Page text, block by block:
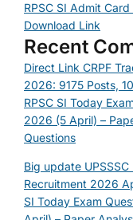
RPSC SI Admit
Download Link
Recent
Direct Link CRPF
2026: 9175 Posts,
RPSC SI Today
2026 (5 April) –
Questions
Big update
Recruitment 2026
SI Today Exam